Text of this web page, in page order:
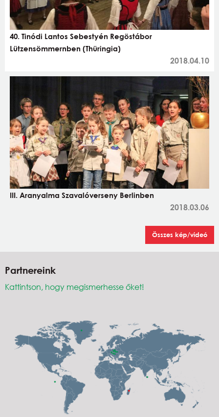
40. Tinódi Lantos Sebestyén Regöstábor
Lützensömmernben (Thüringia)
2018.04.10
III. Aranyalma Szavalóverseny Berlinben
2018.03.06
Összes kép/videó
Partnereink
Kattintson, hogy megismerhesse őket!